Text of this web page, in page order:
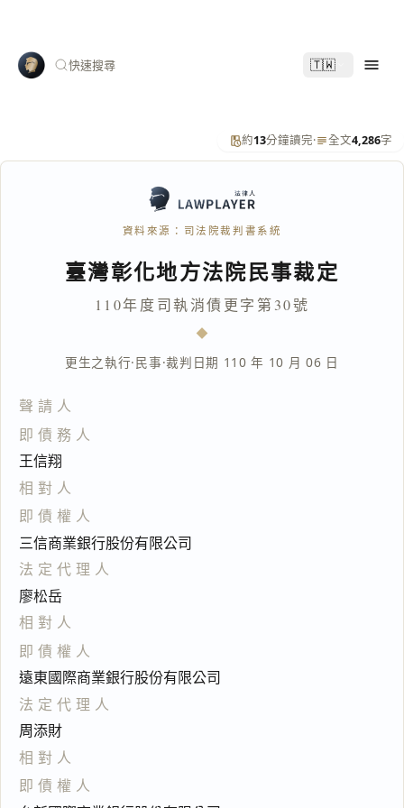
快速搜尋 🇹🇼
約13分鐘讀完· 全文4,286字
資料來源：司法院裁判書系統
臺灣彰化地方法院民事裁定
110年度司執消債更字第30號
更生之執行·民事·裁判日期 110 年 10 月 06 日
聲請人
即債務人
王信翔
相對人
即債權人
三信商業銀行股份有限公司
法定代理人
廖松岳
相對人
即債權人
遠東國際商業銀行股份有限公司
法定代理人
周添財
相對人
即債權人